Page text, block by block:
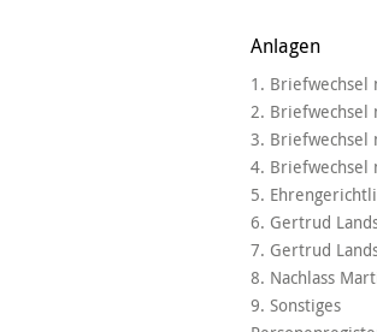
Anlagen
1.
2. Briefwechsel
3. Briefwechsel
4. Briefwechsel
5.
6. Gertrud
7. Gertrud
8. Nachlass
9. Sonstiges